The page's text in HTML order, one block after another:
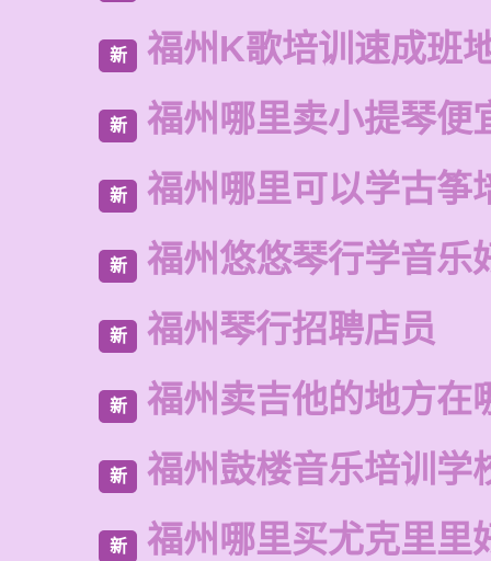
新 福州K歌培训速成班
新 福州哪里卖小提琴便
新 福州哪里可以学古筝
新 福州悠悠琴行学音乐
新 福州琴行招聘店员
新 福州卖吉他的地方在
新 福州鼓楼音乐培训学
新 福州哪里买尤克里里